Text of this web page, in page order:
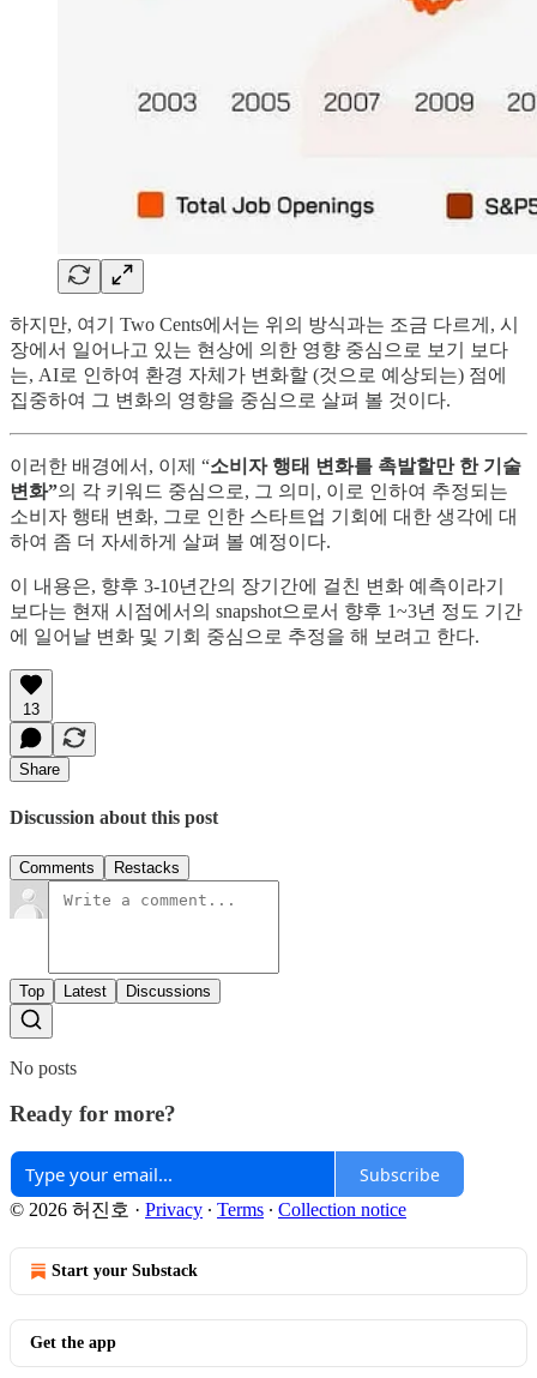
하지만, 여기 Two Cents에서는 위의 방식과는 조금 다르게, 시
장에서 일어나고 있는 현상에 의한 영향 중심으로 보기 보다
는, AI로 인하여 환경 자체가 변화할 (것으로 예상되는) 점에
집중하여 그 변화의 영향을 중심으로 살펴 볼 것이다.
이러한 배경에서, 이제 “소비자 행태 변화를 촉발할만 한 기술
변화”의 각 키워드 중심으로, 그 의미, 이로 인하여 추정되는
소비자 행태 변화, 그로 인한 스타트업 기회에 대한 생각에 대
하여 좀 더 자세하게 살펴 볼 예정이다.
이 내용은, 향후 3-10년간의 장기간에 걸친 변화 예측이라기
보다는 현재 시점에서의 snapshot으로서 향후 1~3년 정도 기간
에 일어날 변화 및 기회 중심으로 추정을 해 보려고 한다.
13
Share
Discussion about this post
Comments Restacks
Top Latest Discussions
No posts
Ready for more?
Subscribe
© 2026 허진호 · Privacy ∙ Terms ∙ Collection notice
Start your Substack
Get the app